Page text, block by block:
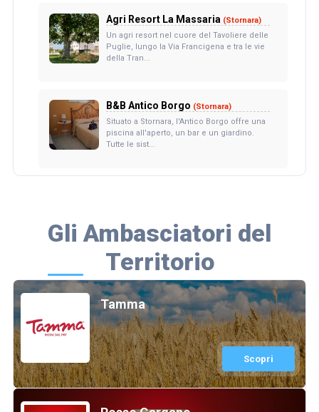
Agri Resort La Massaria (Stornara)
Un agri resort nel cuore del Tavoliere delle
Puglie, lungo la Via Francigena e tra le vie
della Tran...
B&B Antico Borgo (Stornara)
Situato a Stornara, l'Antico Borgo offre una
piscina all'aperto, un bar e un giardino.
Tutte le sist...
Gli Ambasciatori del
Territorio
Tamma
Scopri